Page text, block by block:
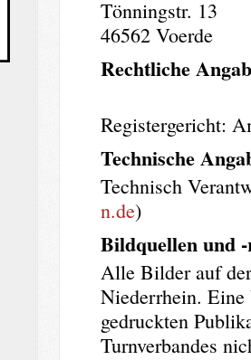
Tönningstr. 13
46562 Voerde
Rechtliche
Registergericht:
Technische
Technisch
n.de)
Bildquellen und
Alle Bilder auf
Niederrhein. Eine
gedruckten
Turnverbandes